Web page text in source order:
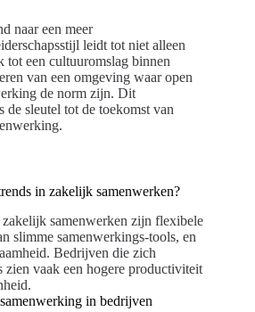
naar een meer
leidt tot niet alleen
tot een cultuuromslag binnen
van een omgeving waar open
de norm zijn. Dit
de sleutel tot de toekomst van
in zakelijk samenwerken?
samenwerken zijn flexibele
slimme samenwerkings-tools, en
Bedrijven die zich
zien vaak een hogere productiviteit
in bedrijven